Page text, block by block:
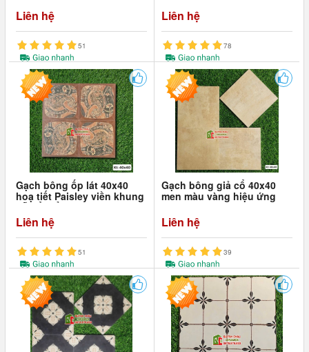
Liên hệ
51
Liên hệ
78
Gạch bông ốp lát 40x40
hoạ tiết Paisley viền khung
gỗ cổ điển
Liên hệ
51
Gạch bông giả cổ 40x40
men màu vàng hiệu ứng
Liên hệ
39